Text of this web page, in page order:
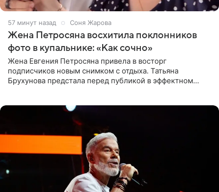
57 минут назад Соня Жарова
Жена Петросяна восхитила поклонников
фото в купальнике: «Как сочно»
Жена Евгения Петросяна привела в восторг
подписчиков новым снимком с отдыха. Татьяна
Брухунова предстала перед публикой в эффектном